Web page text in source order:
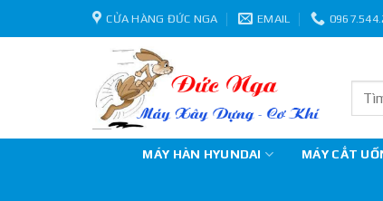
to
CỬA HÀNG ĐỨC NGA EMAIL
MÁY HÀN HYUNDAI MÁY CẮT